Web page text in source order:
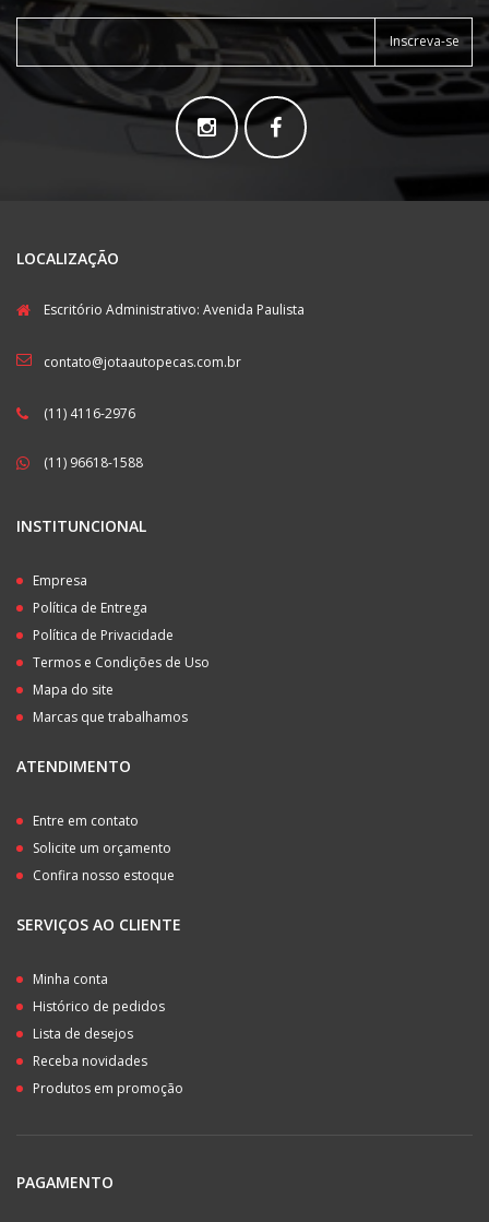
Inscreva-se
LOCALIZAÇÃO
Escritório Administrativo: Avenida Paulista
contato@jotaautopecas.com.br
(11) 4116-2976
(11) 96618-1588
INSTITUNCIONAL
Empresa
Política de Entrega
Política de Privacidade
Termos e Condições de Uso
Mapa do site
Marcas que trabalhamos
ATENDIMENTO
Entre em contato
Solicite um orçamento
Confira nosso estoque
SERVIÇOS AO CLIENTE
Minha conta
Histórico de pedidos
Lista de desejos
Receba novidades
Produtos em promoção
PAGAMENTO